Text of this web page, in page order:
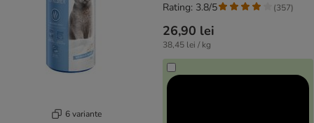
6 variante
26,90 lei
38,45 lei / kg
Rating: 3.8/5 (357)